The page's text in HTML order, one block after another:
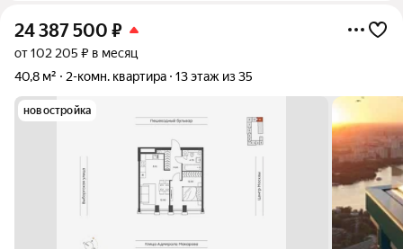
24 387 500 ₽
от 102 205 ₽ в месяц
40,8 м²
2-комн. квартира 13 этаж из 35
новостройка